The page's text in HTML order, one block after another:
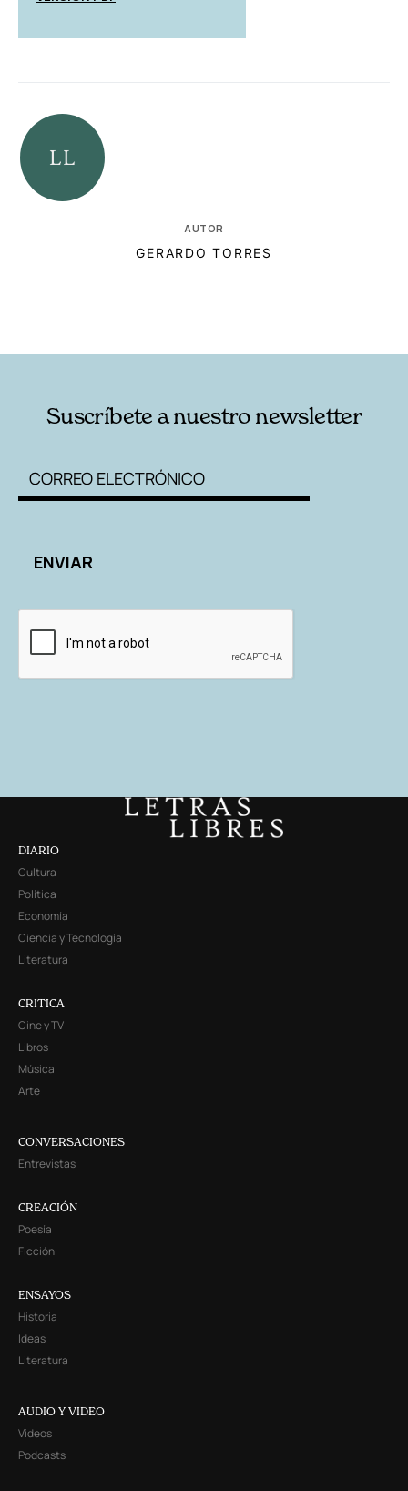
AUTOR
GERARDO TORRES
Suscríbete a nuestro newsletter
DIARIO
Cultura
Política
Economía
Ciencia y Tecnología
Literatura
CRITICA
Cine y TV
Libros
Música
Arte
CONVERSACIONES
Entrevistas
CREACIÓN
Poesía
Ficción
ENSAYOS
Historia
Ideas
Literatura
AUDIO Y VIDEO
Videos
Podcasts